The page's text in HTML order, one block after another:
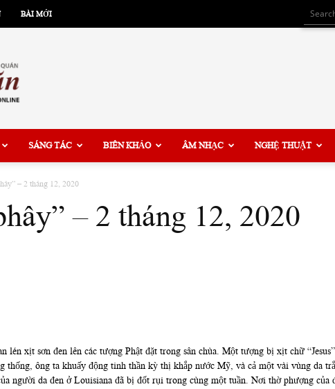
BÀI MỚI
SÁNG TÁC BIÊN KHẢO ÂM NHẠC NGHỆ THUẬT
– 2 tháng 12, 2020
– 2 tháng 12, 2020
lén xịt sơn đen lên các tượng Phật đặt trong sân chùa. Một tượng bị xịt chữ
thống, ông ta khuấy động tinh thần kỳ thị khắp nước Mỹ, và cả một vài vùng da
người da đen ở Louisiana đã bị đốt rụi trong cùng một tuần. Nơi thờ phượng